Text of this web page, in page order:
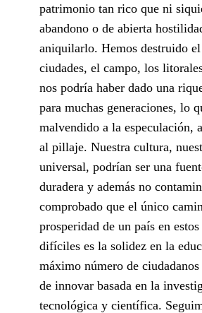
patrimonio tan rico que ni
abandono o de abierta
aniquilarlo. Hemos destruido
ciudades, el campo, los
nos podría haber dado una
para muchas generaciones, lo
malvendido a la especulación,
al pillaje. Nuestra cultura,
universal, podrían ser una
duradera y además no
comprobado que el único
prosperidad de un país en
difíciles es la solidez en la
máximo número de
de innovar basada en la
tecnológica y científica.